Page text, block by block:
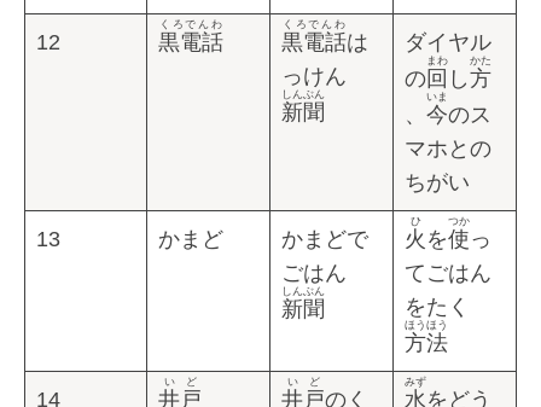
12 黒電話
くろでんわ
黒電話
くろでんわ
は
っけん
新聞
しんぶん
ダイヤル
の回
まわ
し方
かた
、 今
いま
のス
マホとの
ちがい
13 かまど
かまどで
ごはん
新聞
しんぶん
火
ひ
を使
つか
っ
てごはん
をたく
方法
ほうほう
14 井戸
いど
井戸
いど
のく
水
みず
をどう